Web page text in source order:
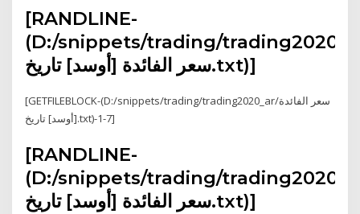
[RANDLINE-
(D:/snippets/trading/
سعر الفائدة [أوسد] تاريخ.txt)]
[GETFILEBLOCK-(D:/snippets/trading/trading2020_ar/سعر الفائدة
[أوسد] تاريخ.txt)-1-7]
[RANDLINE-
(D:/snippets/trading/
سعر الفائدة [أوسد] تاريخ.txt)]